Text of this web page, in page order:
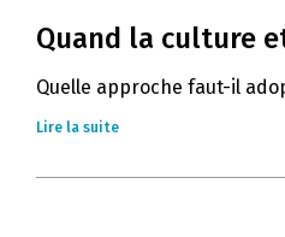
Quand la culture
Quelle approche faut-il
Lire la suite